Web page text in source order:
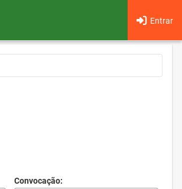
Entrar
Convocação: